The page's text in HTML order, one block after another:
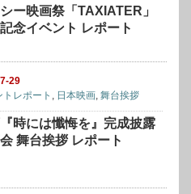
ー映画祭「TAXIATER」
念イベント レポート
29
トレポート
日本映画 ,舞台挨拶
時には懺悔を』完成披露
舞台挨拶 レポート